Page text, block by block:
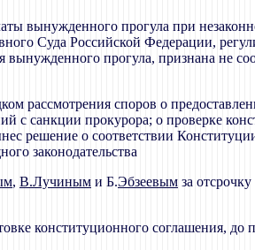
вынужденного прогула при
Суда Российской Федерации,
прогула, признана не
рассмотрения споров о
с санкции прокурора; о проверке
решение о соответствии
законодательства
, В.Лучиным и Б.Эбзеевым за
конституционного соглашения, до